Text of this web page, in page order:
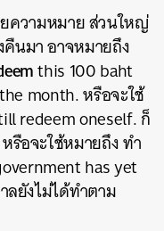
ความหมาย ส่วนใหญ่
คืนมา อาจหมายถึง
this 100 baht
month.หรือจะใช้
redeem oneself.ก็
รือจะใช้หมายถึง ทำ
has yet
ลยังไม่ได้ทำตาม